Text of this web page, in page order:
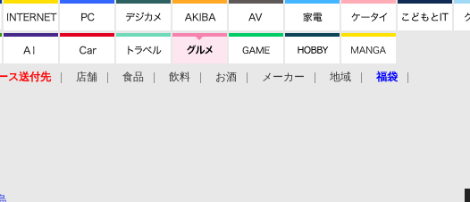
ス送付先 店舗 食品 飲料 お酒 メーカー 地域 福袋